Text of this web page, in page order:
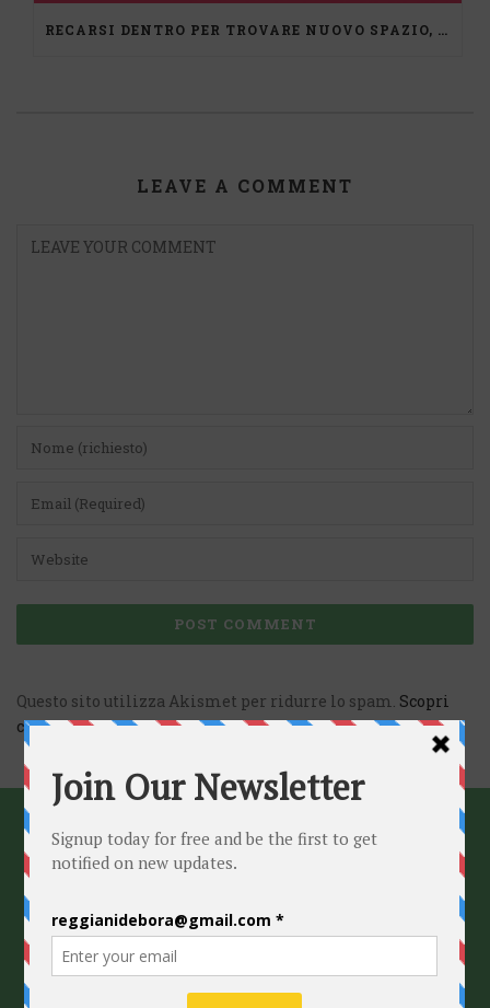
RECARSI DENTRO PER TROVARE NUOVO SPAZIO, UN PERCORSO DI MEDIAZIONE
LEAVE A COMMENT
Questo sito utilizza Akismet per ridurre lo spam. Scopri
come vengono elaborati i dati derivati dai commenti.